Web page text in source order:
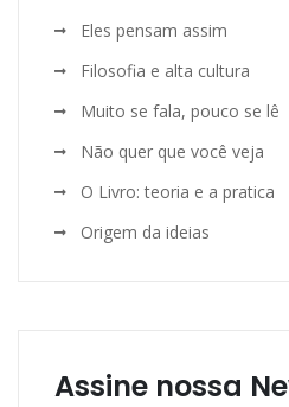
Eles pensam assim
Filosofia e alta cultura
Muito se fala, pouco se lê
Não quer que você veja
O Livro: teoria e a pratica
Origem da ideias
Assine nossa